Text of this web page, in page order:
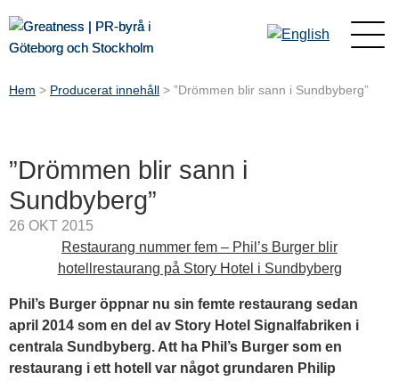
Hem > Producerat innehåll > ”Drömmen blir sann i Sundbyberg”
”Drömmen blir sann i
Sundbyberg”
26 OKT 2015
Restaurang nummer fem – Phil’s Burger blir
hotellrestaurang på Story Hotel i Sundbyberg
Phil’s Burger öppnar nu sin femte restaurang sedan
april 2014 som en del av Story Hotel Signalfabriken i
centrala Sundbyberg. Att ha Phil’s Burger som en
restaurang i ett hotell var något grundaren Philip